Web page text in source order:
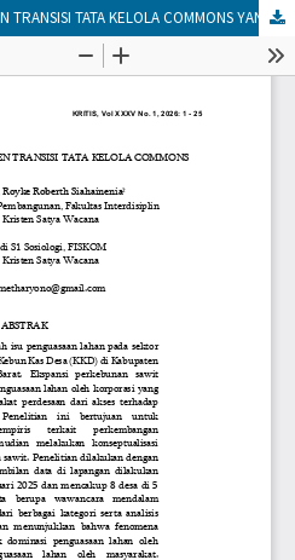
KEBUN KAS DESA SEBAGAI AGEN TRANSISI TATA KELOLA COMMONS YANG INKLUSIF